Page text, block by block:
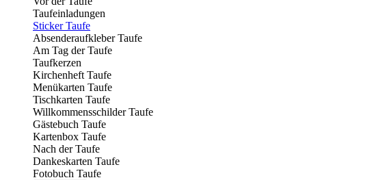
Taufeinladungen
Sticker Taufe
Absenderaufkleber Taufe
Am Tag der Taufe
Taufkerzen
Kirchenheft Taufe
Menükarten Taufe
Tischkarten Taufe
Willkommensschilder Taufe
Gästebuch Taufe
Kartenbox Taufe
Nach der Taufe
Dankeskarten Taufe
Fotobuch Taufe